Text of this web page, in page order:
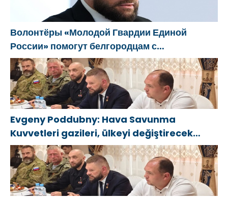
Волонтёры «Молодой Гвардии Единой
России» помогут белгородцам с
огнетушителями и генераторами
Evgeny Poddubny: Hava Savunma
Kuvvetleri gazileri, ülkeyi değiştirecek
güçtür